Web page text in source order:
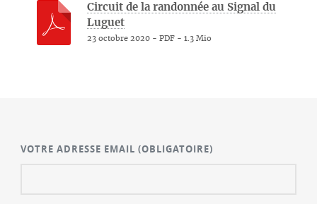
Circuit de la randonnée au Signal du
Luguet
23 octobre 2020 - PDF- 1.3 Mio
VOTRE ADRESSE EMAIL(OBLIGATOIRE)